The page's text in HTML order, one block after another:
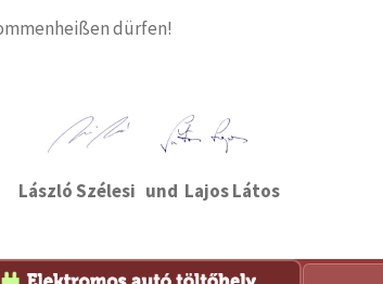
dürfen!
László Szélesi und Lajos Látos